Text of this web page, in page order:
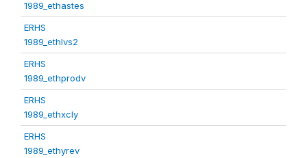
1989_ethastes
ERHS
1989_ethlvs2
ERHS
1989_ethprodv
ERHS
1989_ethxcly
ERHS
1989_ethyrev